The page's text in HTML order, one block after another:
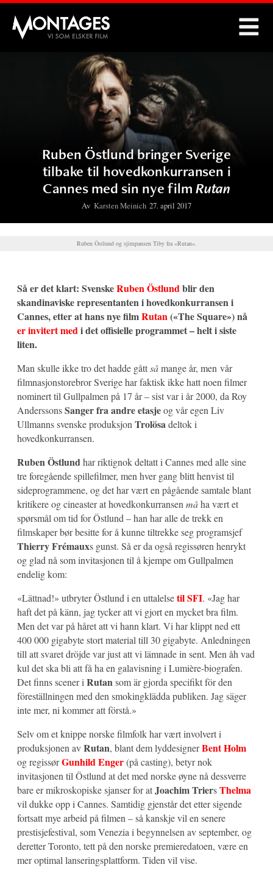
Montages
Ruben Östlund bringer Sverige
tilbake til hovedkonkurransen i
Cannes med sin nye filmRutan
Av Karsten Meinich 27. april 2017
Ruben Östlund og sjimpansen Tiby fra «Rutan».
Så er det klart: SvenskeRuben Östlundblir den
skandinaviske representanten i hovedkonkurransen i
Cannes, etter at hans nye filmRutan(«The Square») nå
er invitert medi det offisielle programmet – helt i siste
liten.
Man skulle ikke tro det hadde gåttsåmange år, men vår
filmnasjonstorebror Sverige har faktisk ikke hatt noen filmer
nominert til Gullpalmen på 17 år – sist var i år 2000, da Roy
AnderssonsSanger fra andre etasjeog vår egen Liv
Ullmanns svenske produksjon Trolösadeltok i
hovedkonkurransen.
Ruben Östlundhar riktignok deltatt i Cannes med alle sine
tre foregående spillefilmer, men hver gang blitt henvist til
sideprogrammene, og det har vært en pågående samtale blant
kritikere og cineaster at hovedkonkurransen måha vært et
spørsmål om tid for Östlund – han har alle de trekk en
filmskaper bør besitte for å kunne tiltrekke seg programsjef
Thierry Frémauxs gunst. Så er da også regissøren henrykt
og glad nå som invitasjonen til å kjempe om Gullpalmen
endelig kom:
«Lättnad!» utbryter Östlund i en uttalelsetil SFI. «Jag har
haft det på känn, jag tycker att vi gjort en mycket bra film.
Men det var på håret att vi hann klart. Vi har klippt ned ett
400 000 gigabyte stort material till 30 gigabyte. Anledningen
till att svaret dröjde var just att vi lämnade in sent. Men åh vad
kul det ska bli att få ha en galavisning i Lumière-biografen.
Det finns scener i Rutansom är gjorda specifikt för den
föreställningen med den smokingklädda publiken. Jag säger
inte mer, ni kommer att förstå.»
Selv om et knippe norske filmfolk har vært involvert i
produksjonen avRutan, blant dem lyddesignerBent Holm
og regissørGunhild Enger(på casting), betyr nok
invitasjonen til Östlund at det med norske øyne nå dessverre
bare er mikroskopiske sjanser for atJoachim TriersThelma
vil dukke opp i Cannes. Samtidig gjenstår det etter sigende
fortsatt mye arbeid på filmen – så kanskje vil en senere
prestisjefestival, som Venezia i begynnelsen av september, og
deretter Toronto, tett på den norske premieredatoen, være en
mer optimal lanseringsplattform. Tiden vil vise.